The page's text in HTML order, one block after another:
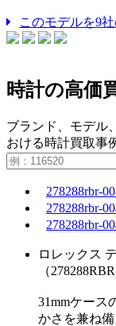
このモデルを9
時計の高価
ブランド、モデル
おける時計買取事
278288rbr-
278288rbr-
278288rbr-
ロレックス
（
31mmケース
かさを兼ね